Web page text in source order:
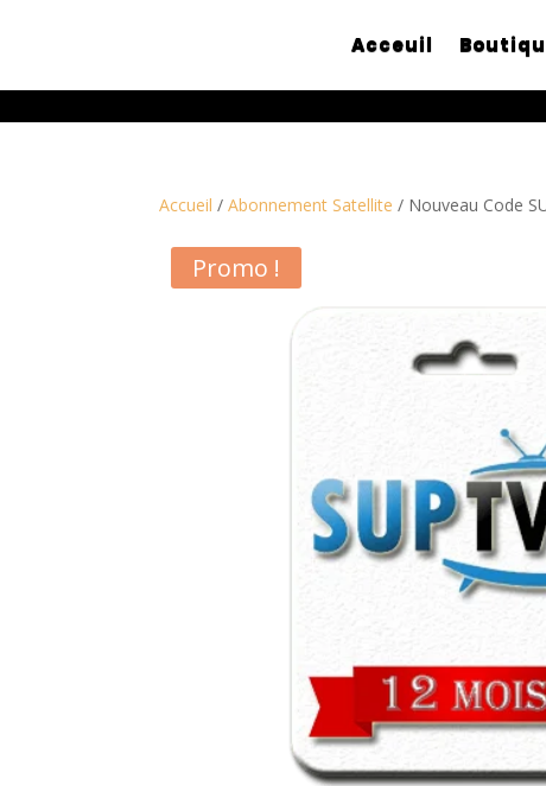
Acceuil
Accueil /Abonnement Satellite / Nouveau Code
Promo !